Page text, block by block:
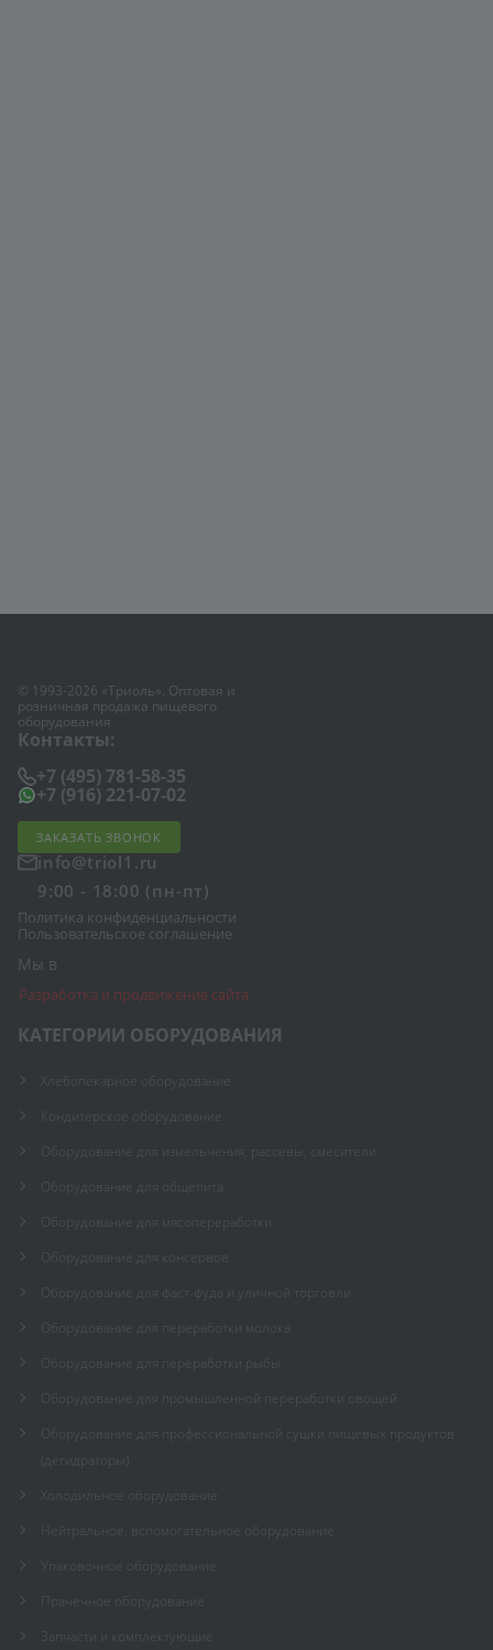
© 1993-2026 «Триоль». Оптовая и
розничная продажа пищевого
оборудования
Контакты:
+7 (495) 781-58-35
+7 (916) 221-07-02
ЗАКАЗАТЬ ЗВОНОК
info@triol1.ru
9:00 - 18:00 (пн-пт)
Политика конфиденциальности
Пользовательское соглашение
Мы в
Разработка и продвижение сайта
КАТЕГОРИИ ОБОРУДОВАНИЯ
Хлебопекарное оборудование
Кондитерское оборудование
Оборудование для измельчения, рассевы, смесители
Оборудование для общепита
Оборудование для мясопереработки
Оборудование для консервов
Оборудование для фаст-фуда и уличной торговли
Оборудование для переработки молока
Оборудование для переработки рыбы
Оборудование для промышленной переработки овощей
Оборудование для профессиональной сушки пищевых продуктов
(дегидраторы)
Холодильное оборудование
Нейтральное, вспомогательное оборудование
Упаковочное оборудование
Прачечное оборудование
Запчасти и комплектующие